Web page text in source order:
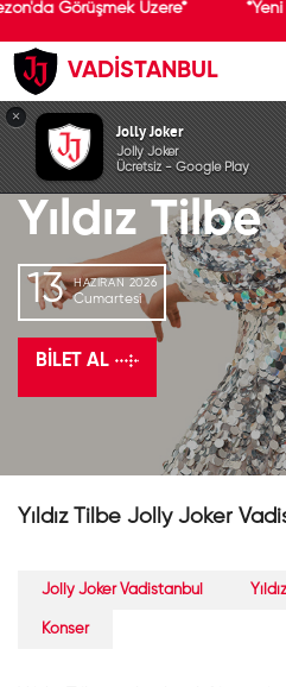
Görüşmek Üzere*
VADİSTANBUL
GEÇMİŞ
Yıldız Tilbe
13 HAZIRAN 2026
Cumartesi
BILET AL
Yıldız Tilbe Jolly Joker
Jolly Joker Vadistanbul
Konser
×
Jolly Joker
Jolly Joker
Ücretsiz - Google Play